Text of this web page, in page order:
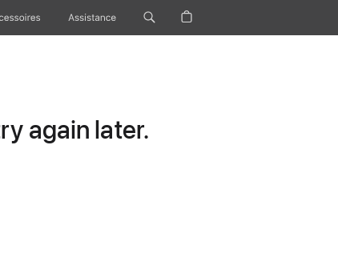
Assistance
again later.